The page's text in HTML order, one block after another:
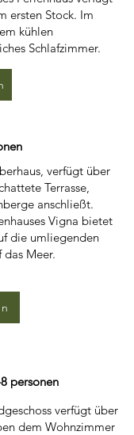
ersten Stock. Im
kühlen
Schlafzimmer.
verfügt über
Terrasse,
anschließt.
Vigna bietet
die umliegenden
Meer.
personen
verfügt über
dem Wohnzimmer